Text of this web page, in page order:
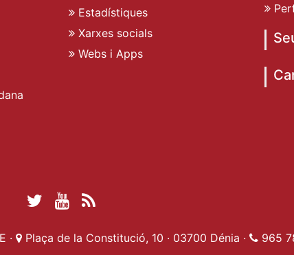
Estadístiques
Xarxes socials
Webs i Apps
Twitter Ajuntament de Dénia
YouTube Ajuntament de
· Plaça de la Constitució, 10 · 03700 Dénia · 965